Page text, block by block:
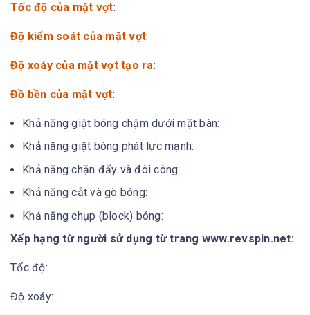
Tốc độ của mặt vợt:
Độ kiểm soát của mặt vợt:
Độ xoáy của mặt vợt tạo ra:
Đồ bền của mặt vợt:
Khả năng giật bóng chậm dưới mặt bàn:
Khả năng giật bóng phát lực mạnh:
Khả năng chặn đẩy và đôi công:
Khả năng cắt và gò bóng:
Khả năng chụp (block) bóng:
Xếp hạng từ người sử dụng từ trang www.revspin.net:
Tốc độ:
Độ xoáy: